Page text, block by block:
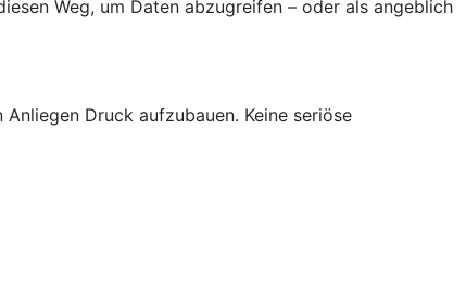
Weg, um Daten abzugreifen – oder als angeblich
Druck aufzubauen. Keine seriöse